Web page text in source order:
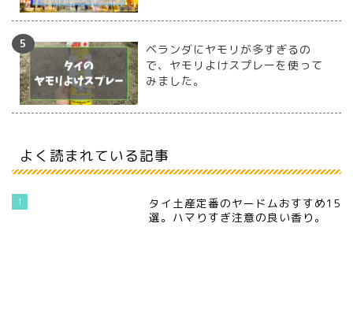
ベランダにヤモリが多すぎるの
で、ヤモリよけスプレーを使って
みました。
よく読まれている記事
1
タイ土産定番のヤードムおすすめ15
選。ハマりすぎ注意の良い香り。